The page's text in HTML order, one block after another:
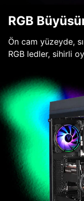
RGB
Ön cam yüzeyde,
RGB ledler, sihirli